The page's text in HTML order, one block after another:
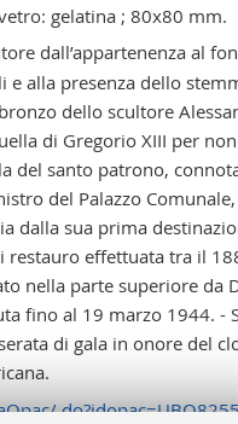
gelatina ; 80x80 mm.
dall’appartenenza al
alla presenza dello
dello scultore
di Gregorio XIII per
del santo patrono,
del Palazzo
dalla sua prima
restauro effettuata tra il
nella parte superiore da
fino al 19 marzo 1944. -
di gala in onore del